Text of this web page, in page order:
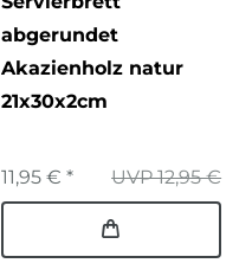
abgerundet
Akazienholz natur
21x30x2cm
UVP 12,95 €
11,95 € *